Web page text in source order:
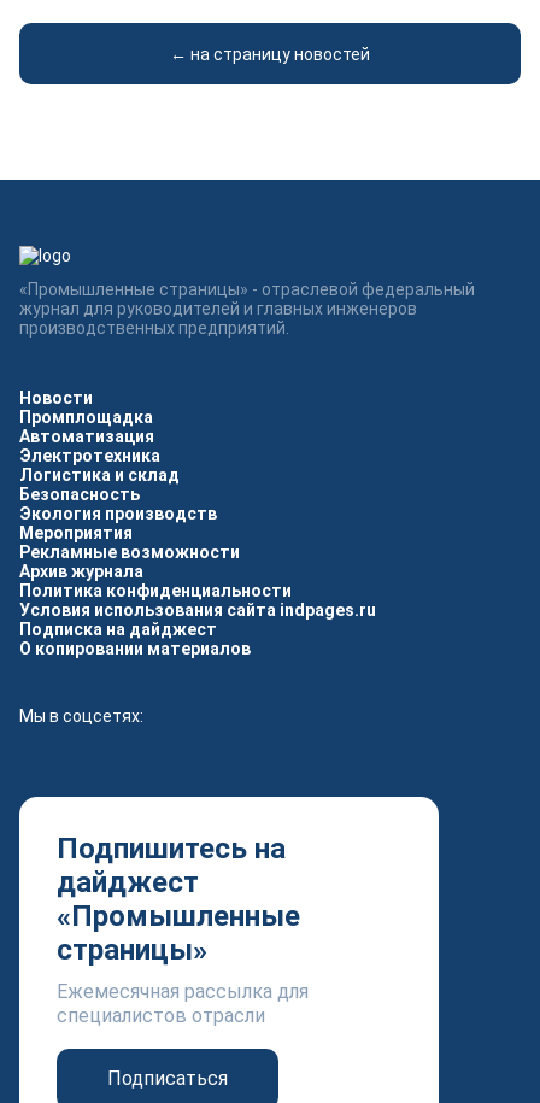
← на страницу новостей
Новости
Промплощадка
Автоматизация
Электротехника
Логистика и склад
Безопасность
Экология производств
Мероприятия
Рекламные возможности
Архив журнала
Политика конфиденциальности
Условия использования сайта indpages.ru
Подписка на дайджест
О копировании материалов
Мы в соцсетях:
Подпишитесь на
дайджест
«Промышленные
страницы»
Ежемесячная рассылка для
специалистов отрасли
Подписаться
«Промышленные страницы» - отраслевой федеральный
журнал для руководителей и главных инженеров
производственных предприятий.